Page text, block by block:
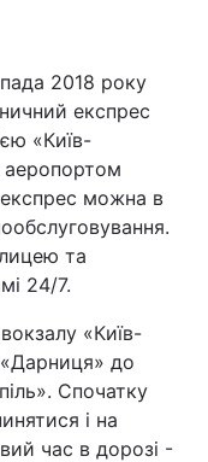
2018 року
експрес
«Київ-
можна в
та
24/7.
«Київ-
до
Спочатку
і на
час в дорозі -